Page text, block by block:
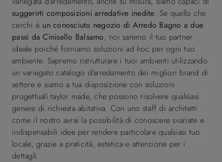
suggerirti composizioni arredative inedite. Se quello che
cerchi è un conosciuto negozio di Arredo Bagno a due
passi da Cinisello Balsamo, noi saremo il tuo partner
ideale poiché forniamo soluzioni ad hoc per ogni tuo
ambiente. Sapremo ristrutturare i tuoi ambienti utilizzando
un variegato catalogo d'arredamento dei migliori brand di
settore e siamo a tua disposizione con soluzioni
progettuali taylor made, che possono risolvere qualsiasi
genere di richiesta abitativa. Con uno staff di architetti
come il nostro avrai la possibilità di conoscere svariate e
indispensabili idee per rendere particolare qualsiasi tuo
locale, grazie a praticità, estetica e attenzione per i
dettagli.